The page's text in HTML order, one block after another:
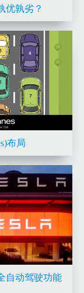
优孰劣？
布局
自动驾驶功能